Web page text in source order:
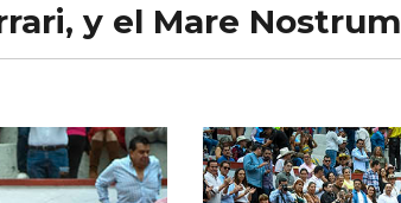
y el Mare Nostrum